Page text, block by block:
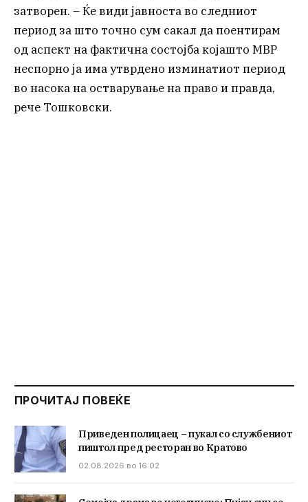
затворен. – Ќе види јавноста во следниот
период за што точно сум сакал да поентирам
од аспект на фактична состојба којашто МВР
неспорно ја има утврдено изминатиот период
во насока на остварување на право и правда,
рече Тошковски.
ПРОЧИТАЈ ПОВЕЌЕ
Приведен полицаец – пукал со службениот
пиштол пред ресторан во Кратово
02.08.2026 во 16:02